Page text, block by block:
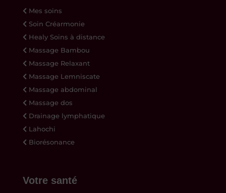
Mes soins
Soin Créarmonie
Healy Soins à distance
Massage Bambou
Massage Relaxant
Massage Lemniscate
Massage abdominal
Massage dos
Drainage lymphatique
Lahochi
Biorésonance
Votre santé